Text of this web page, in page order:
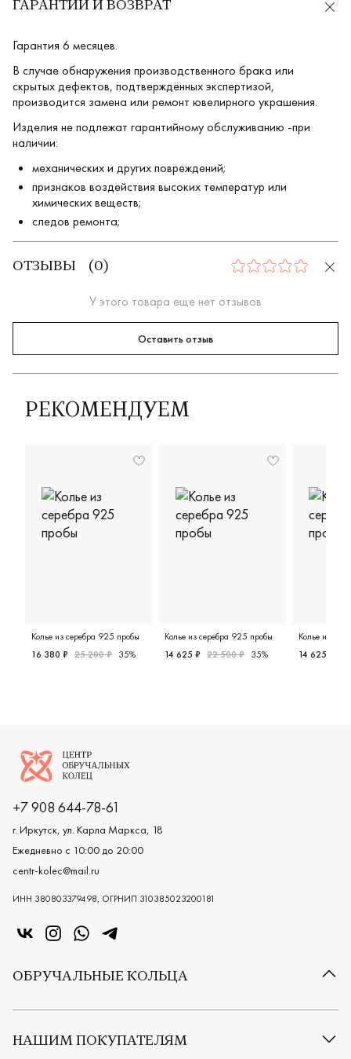
ГАРАНТИИ И ВОЗВРАТ
Гарантия 6 месяцев.
В случае обнаружения производственного брака или
скрытых дефектов, подтверждённых экспертизой,
производится замена или ремонт ювелирного украшения.
Изделия не подлежат гарантийному обслуживанию -при
наличии:
механических и других повреждений;
признаков воздействия высоких температур или
химических веществ;
следов ремонта;
ОТЗЫВЫ ( 0) 0
У этого товара еще нет отзывов
Оставить отзыв
РЕКОМЕНДУЕМ
Колье из серебра 925 пробы
16 380 ₽ 25 200 ₽ 35%
Колье из серебра 925 пробы
14 625 ₽ 22 500 ₽ 35%
Колье из
14 625 ₽
Логотип компании
+7 908 644-78-61
г. Иркутск, ул. Карла Маркса, 18
Ежедневно с 10:00 до 20:00
centr-kolec@mail.ru
ИНН 380803379498, ОГРНИП 310385023200181
«Центр колец» в VK
«Центр колец» в Instagram
«Центр колец» в Whatsapp
«Центр колец» в Telegram
ОБРУЧАЛЬНЫЕ КОЛЬЦА
Все обручальные кольца
Европейские обручальные кольца
НАШИМ ПОКУПАТЕЛЯМ